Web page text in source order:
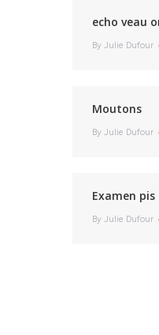
echo veau
By Julie Dufour
Moutons
By Julie Dufour
Examen pis
By Julie Dufour